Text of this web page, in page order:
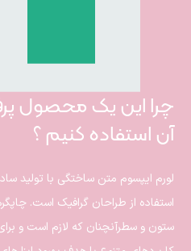
چرا این یک محصول
آن استفاده کنیم ؟
لورم ایپسوم متن ساختگی با تولید
استفاده از طراحان گرافیک است.
ستون و سطرآنچنان که لازم است و